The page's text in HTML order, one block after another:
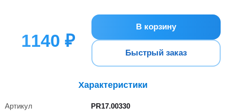
1140 ₽
В корзину
Быстрый заказ
Характеристики
Артикул PR17.00330